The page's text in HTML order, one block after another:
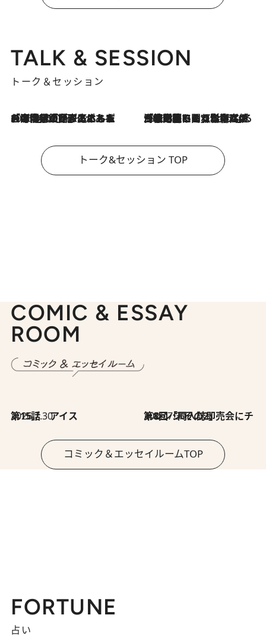
TALK & SESSION
トーク＆セッション
2026.8.3
「今後値上げがあるとすれば…」「リスクがあるのは今年の冬」エネルギー専門家が語る、ホルムズ海峡封鎖が家庭にもたらす“ある心配” 2026.8.3
「住宅建てられない…」「サーチャージ料の高値が続いている」ホルムズ海峡封鎖による影響はいつまで続く？《エネルギー専門家に聞く“どうなる日本の暮らし”》
トーク&セッション TOP
COMIC & ESSAY
ROOM
2026.7.30
第15話 アイス 2026.7.30
第8回「同人誌即売会にチャレンジ その2」
コミック＆エッセイルームTOP
FORTUNE
占い